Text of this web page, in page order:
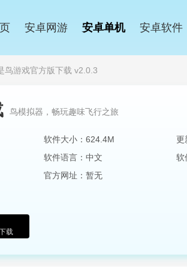
安卓网游 安卓单机 安卓软件
鸟游戏官方版下载 v2.0.3
鸟模拟器，畅玩趣味飞行之旅
软件大小：624.4M
更
软件语言：中文
软
官方网址：暂无
载